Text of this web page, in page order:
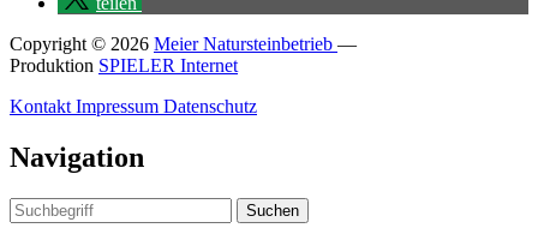
Copyright © 2026 Meier Natursteinbetrieb —
Produktion SPIELER Internet
Kontakt Impressum Datenschutz
Navigation
Suchen